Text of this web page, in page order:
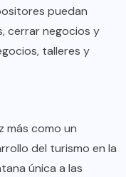
puedan
cerrar negocios y
talleres y
más como un
del turismo en la
única a las